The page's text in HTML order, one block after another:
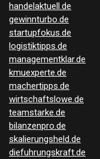
handelaktuell.de
gewinnturbo.de
startupfokus.de
logistiktipps.de
managementklar.de
kmuexperte.de
machertipps.de
wirtschaftslowe.de
teamstarke.de
bilanzenpro.de
skalierungsheld.de
diefuhrungskraft.de